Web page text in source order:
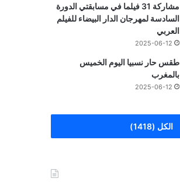
مشاركة 31 فيلما في مسابقتي الدورة
السادسة لمهرجان الدار البيضاء للفيلم
العربي
2025-06-12
طقس حار نسبيا اليوم الخميس
بالمغرب
2025-06-12
الكل (1418)